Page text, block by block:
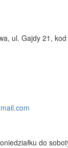
ul. Gajdy 21,
do